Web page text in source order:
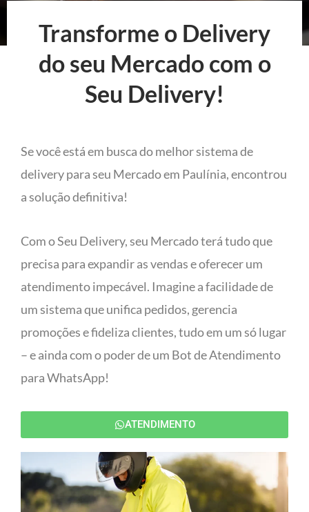
Transforme o Delivery
do seu Mercado com o
Seu Delivery!
Se você está em busca do melhor sistema de
delivery para seu Mercado em Paulínia, encontrou
a solução definitiva!
Com o Seu Delivery, seu Mercado terá tudo que
precisa para expandir as vendas e oferecer um
atendimento impecável. Imagine a facilidade de
um sistema que unifica pedidos, gerencia
promoções e fideliza clientes, tudo em um só lugar
– e ainda com o poder de um Bot de Atendimento
para WhatsApp!
ATENDIMENTO